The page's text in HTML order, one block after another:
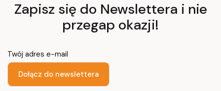
Zapisz się do Newslettera i nie
przegap okazji!
Twój adres e-mail
Dołącz do newslettera